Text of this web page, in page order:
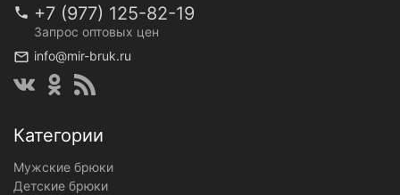
+7 (977) 125-82-19
Запрос оптовых цен
info@mir-bruk.ru
Категории
Мужские брюки
Детские брюки